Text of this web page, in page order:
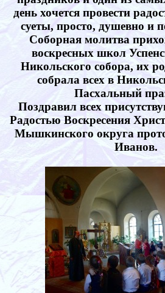
день хочется провести
суеты, просто, душевно и
Соборная молитва
воскресных школ
Никольского собора, их
собрала всех в
Пасхальный
Поздравил всех
Радостью Воскресения
Мышкинского округа
Иванов.